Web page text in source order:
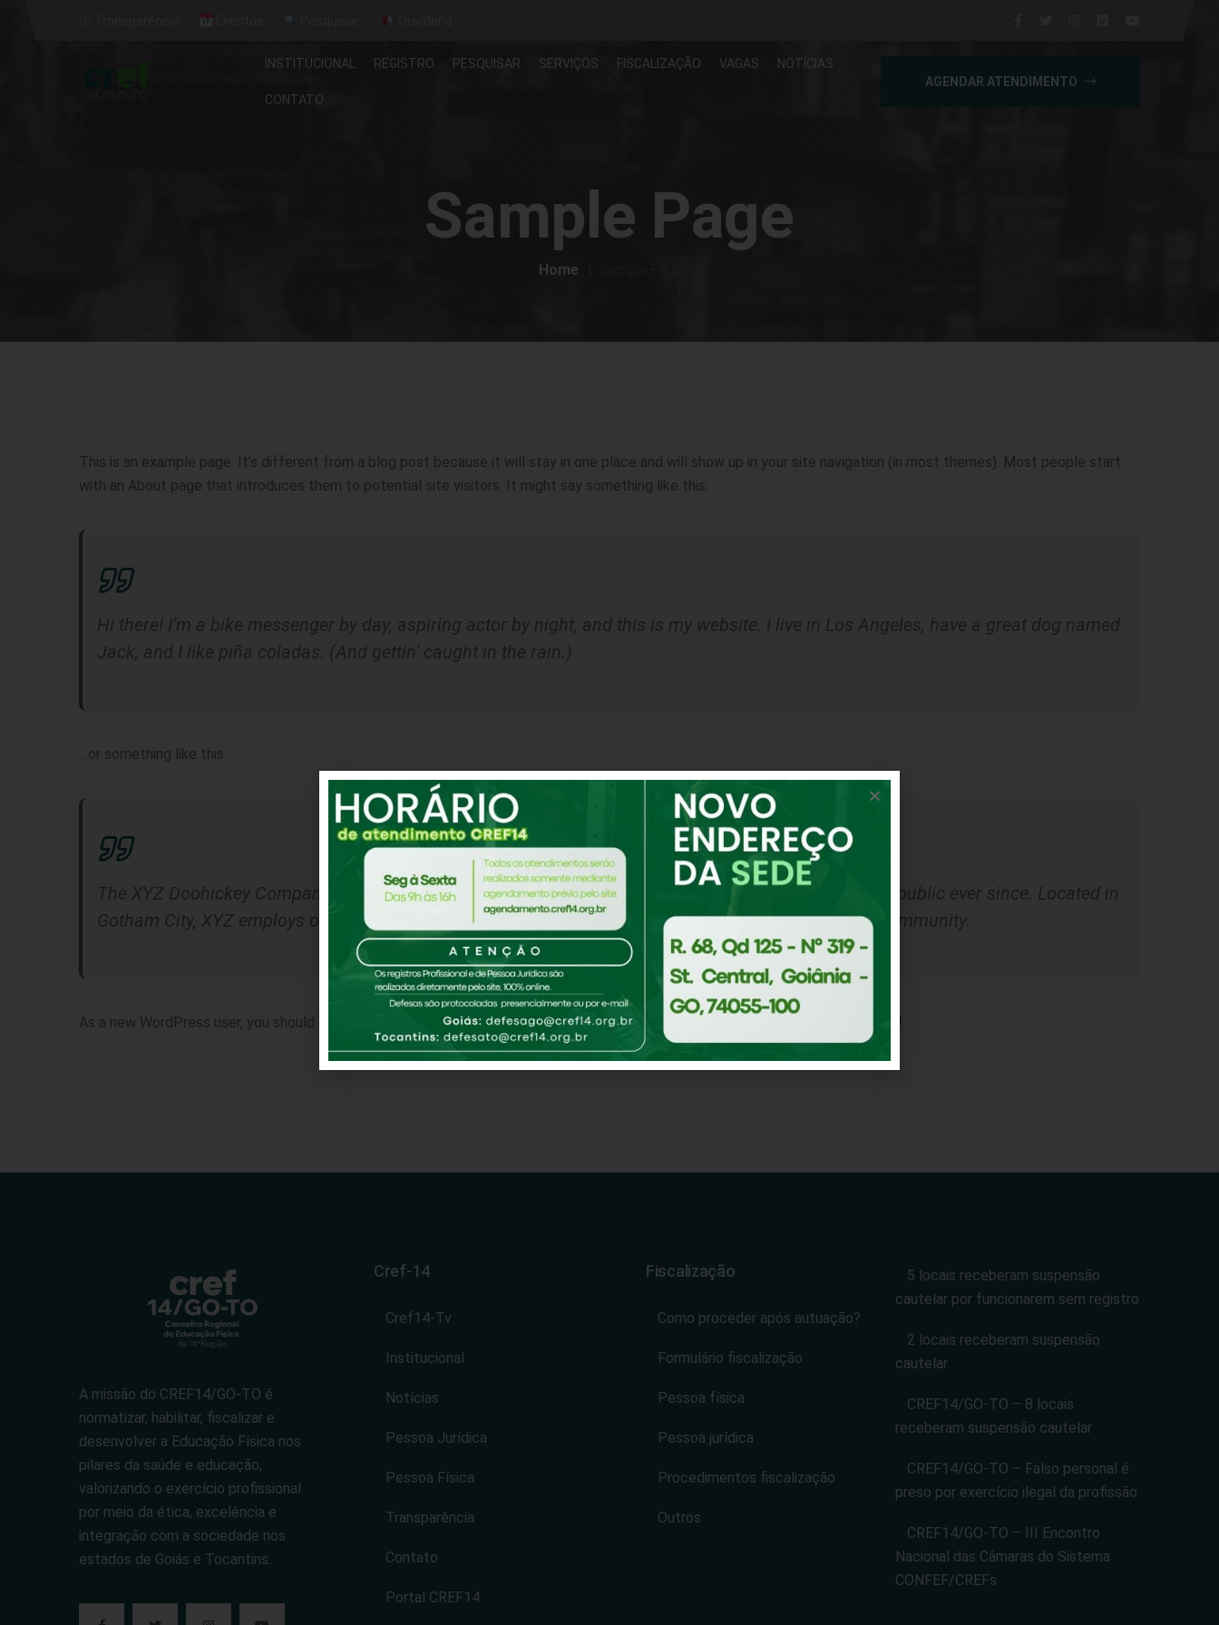
INSTITUCIONAL REGISTRO PESQUISAR SERVIÇOS FISCALIZAÇÃO VAGAS NOTÍCIAS
CONTATO
AGENDAR ATENDIMENTO
Sample Page
Home
This is an example page. It’s different from a blog post because it will stay in one place and will show up in your site navigation (in most themes). Most people start
with an About page that introduces them to potential site visitors. It might say something like this:
Hi there! I’m a bike messenger by day, aspiring actor by night, and this is my website. I live in Los Angeles, have a great dog named
Jack, and I like piña coladas. (And gettin’ caught in the rain.)
…or something like this:
The XYZ Doohickey Company was founded in 1971, and has been providing quality doohickeys to the public ever since. Located in
Gotham City, XYZ employs over 2,000 people and does all kinds of awesome things for the Gotham community.
As a new WordPress user, you should go to your dashboardto delete this page and create new pages for your content. Have fun!
A missão do CREF14/GO-TO é
normatizar, habilitar, fiscalizar e
desenvolver a Educação Física nos
pilares da saúde e educação,
valorizando o exercício profissional
por meio da ética, excelência e
integração com a sociedade nos
estados de Goiás e Tocantins.
Cref-14
Cref14-Tv
Institucional
Notícias
Pessoa Jurídica
Pessoa Física
Transparência
Contato
Portal CREF14
Fiscalização
Como proceder após autuação?
Formulário fiscalização
Pessoa física
Pessoa jurídica
Procedimentos fiscalização
Outros
5 locais receberam suspensão
cautelar por funcionarem sem registro
2 locais receberam suspensão
cautelar
CREF14/GO-TO – 8 locais
receberam suspensão cautelar
CREF14/GO-TO – Falso personal é
preso por exercício ilegal da profissão
CREF14/GO-TO – III Encontro
Nacional das Câmaras do Sistema
CONFEF/CREFs